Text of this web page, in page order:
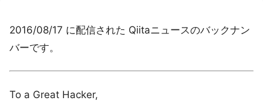
2016/08/17 に配信された Qiitaニュースのバックナン
バーです。
To a Great Hacker,